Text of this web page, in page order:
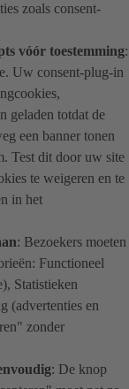
zoals consent-
vóór toestemming:
Uw consent-plug-in
geladen totdat de
een banner tonen
Test dit door uw site
te weigeren en te
in het
: Bezoekers moeten
Functioneel
Statistieken
(advertenties en
zonder
: De knop